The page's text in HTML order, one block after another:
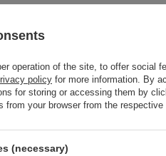
operation of the site, to offer social
policy for more information. By
for storing or accessing them by
from your browser from the respective
(necessary)